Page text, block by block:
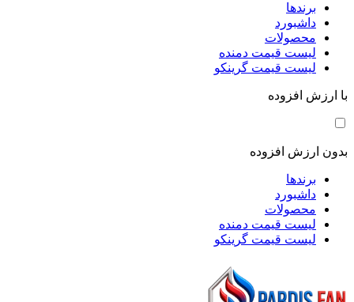
برندها
داشبورد
محصولات
لیست قیمت دمنده
لیست قیمت گرینکو
با ارزش افزوده
بدون ارزش افزوده
برندها
داشبورد
محصولات
لیست قیمت دمنده
لیست قیمت گرینکو